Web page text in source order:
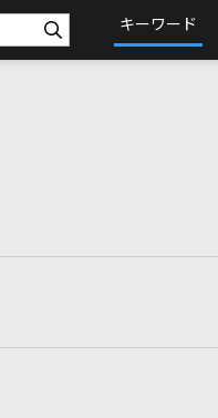
キーワード